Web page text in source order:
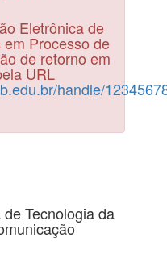
Eletrônica de
Processo de
de retorno em
URL
handle/
Tecnologia da